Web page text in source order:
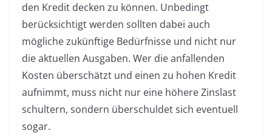
den Kredit decken zu können. Unbedingt
berücksichtigt werden sollten dabei auch
mögliche zukünftige Bedürfnisse und nicht nur
die aktuellen Ausgaben. Wer die anfallenden
Kosten überschätzt und einen zu hohen Kredit
aufnimmt, muss nicht nur eine höhere Zinslast
schultern, sondern überschuldet sich eventuell
sogar.